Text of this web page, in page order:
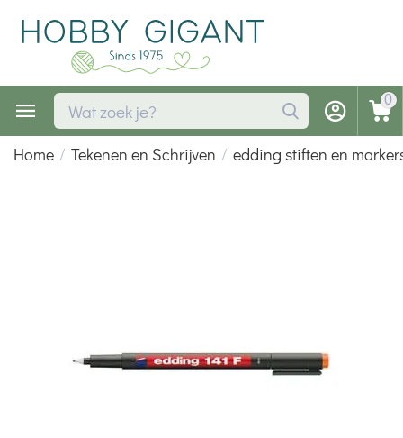
0
Home / Tekenen en Schrijven / edding stiften en